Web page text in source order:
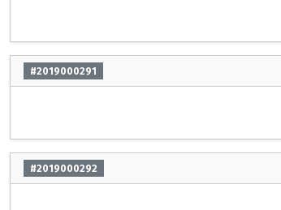
#2019000291
#2019000292